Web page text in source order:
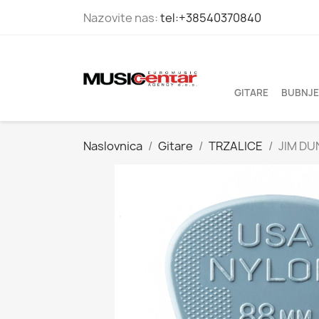
Nazovite nas:tel:+38540370840
GITARE
Naslovnica Gitare TRZALICE JIM